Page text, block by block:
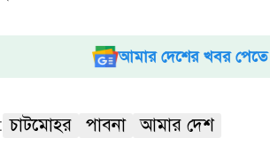
আমার দেশের খবর
চাটমোহর পাবনা আমার দেশ